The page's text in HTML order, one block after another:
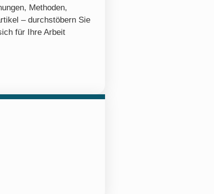
Methoden,
– durchstöbern Sie
für Ihre Arbeit